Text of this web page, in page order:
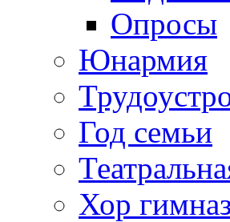
Опросы
Юнармия
Год семьи
Хор